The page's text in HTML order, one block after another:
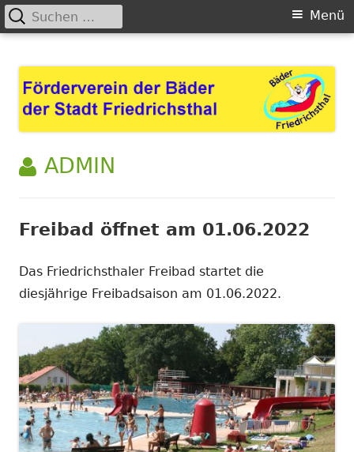
zum
Inhalt
Stadt Friedrichsthal
Primäres
Menü
Suchen
nach:
AUTOR:
ADMIN
Freibad öffnet am 01.06.2022
Das Friedrichsthaler Freibad startet die
diesjährige Freibadsaison am 01.06.2022.